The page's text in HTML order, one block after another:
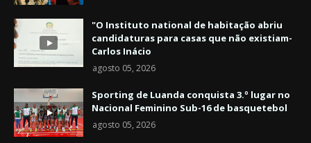
"O Instituto national de habitação abriu
candidaturas para casas que não existiam-
Carlos Inácio
agosto 05, 2026
Sporting de Luanda conquista 3.º lugar no
Nacional Feminino Sub-16 de basquetebol
agosto 05, 2026